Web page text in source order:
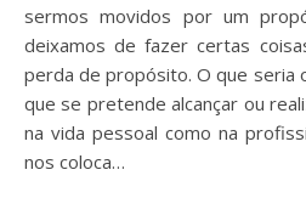
sermos movidos por um
deixamos de fazer certas
perda de propósito. O que seria
que se pretende alcançar ou
na vida pessoal como na
nos coloca…